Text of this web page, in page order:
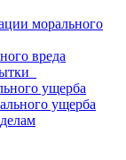
морального
вреда
ущерба
ущерба